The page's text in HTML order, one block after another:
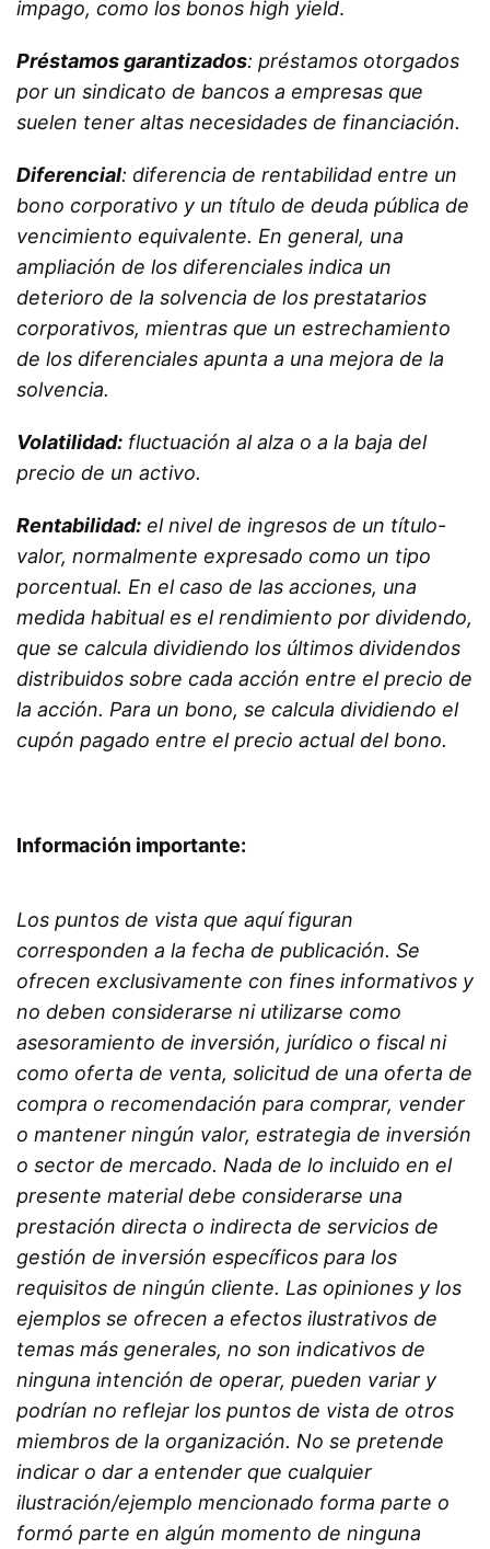
impago, como los bonos high yield.
Préstamos garantizados: préstamos otorgados
por un sindicato de bancos a empresas que
suelen tener altas necesidades de financiación.
Diferencial: diferencia de rentabilidad entre un
bono corporativo y un título de deuda pública de
vencimiento equivalente. En general, una
ampliación de los diferenciales indica un
deterioro de la solvencia de los prestatarios
corporativos, mientras que un estrechamiento
de los diferenciales apunta a una mejora de la
solvencia.
Volatilidad: fluctuación al alza o a la baja del
precio de un activo.
Rentabilidad: el nivel de ingresos de un título-
valor, normalmente expresado como un tipo
porcentual. En el caso de las acciones, una
medida habitual es el rendimiento por dividendo,
que se calcula dividiendo los últimos dividendos
distribuidos sobre cada acción entre el precio de
la acción. Para un bono, se calcula dividiendo el
cupón pagado entre el precio actual del bono.
Información importante:
Los puntos de vista que aquí figuran
corresponden a la fecha de publicación. Se
ofrecen exclusivamente con fines informativos y
no deben considerarse ni utilizarse como
asesoramiento de inversión, jurídico o fiscal ni
como oferta de venta, solicitud de una oferta de
compra o recomendación para comprar, vender
o mantener ningún valor, estrategia de inversión
o sector de mercado. Nada de lo incluido en el
presente material debe considerarse una
prestación directa o indirecta de servicios de
gestión de inversión específicos para los
requisitos de ningún cliente. Las opiniones y los
ejemplos se ofrecen a efectos ilustrativos de
temas más generales, no son indicativos de
ninguna intención de operar, pueden variar y
podrían no reflejar los puntos de vista de otros
miembros de la organización. No se pretende
indicar o dar a entender que cualquier
ilustración/ejemplo mencionado forma parte o
formó parte en algún momento de ninguna